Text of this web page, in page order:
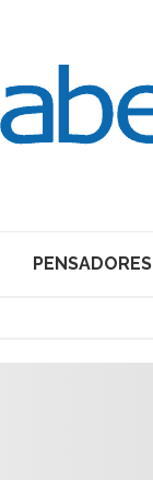
PENSADORES